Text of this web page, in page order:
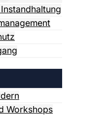
Workshops